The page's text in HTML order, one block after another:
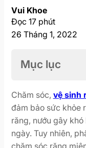
Vui Khoe
Đọc 17 phút
26 Tháng 1, 2022
Mục lục
Chăm sóc, vệ sinh
đảm bảo sức khỏe
răng, nướu gây
ngày. Tuy nhiên,
chăm sóc răng